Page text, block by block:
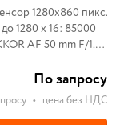
1280х860 пикс.
1280 x 16: 85000
AF 50 mm F/1.4
По запросу
• цена без НДС